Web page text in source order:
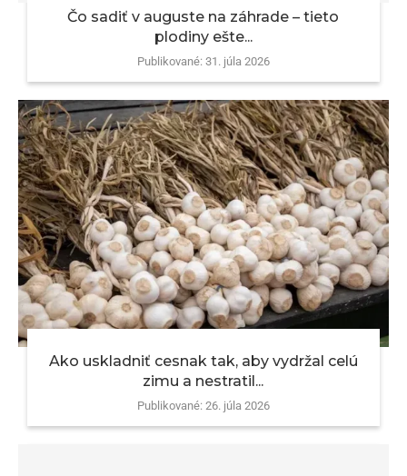
Čo sadiť v auguste na záhrade – tieto
plodiny ešte...
Publikované: 31. júla 2026
Ako uskladniť cesnak tak, aby vydržal celú
zimu a nestratil...
Publikované: 26. júla 2026